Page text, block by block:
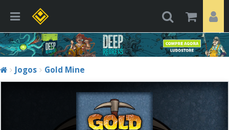
Jogos Gold Mine